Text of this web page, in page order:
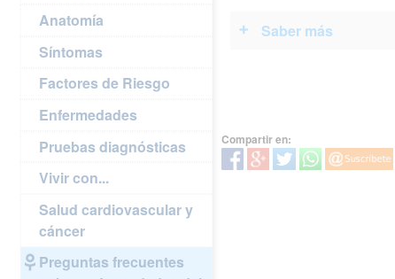
Anatomía
Síntomas
Factores de Riesgo
Enfermedades
Pruebas diagnósticas
Vivir con...
Salud cardiovascular y
cáncer
Preguntas frecuentes
Saber más
Compartir en: